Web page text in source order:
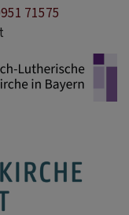
71575